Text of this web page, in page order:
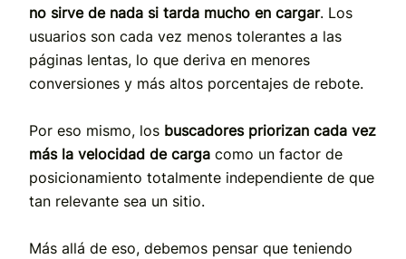
no sirve de nada si tarda mucho en cargar. Los
usuarios son cada vez menos tolerantes a las
páginas lentas, lo que deriva en menores
conversiones y más altos porcentajes de rebote.
Por eso mismo, los buscadores priorizan cada vez
más la velocidad de carga como un factor de
posicionamiento totalmente independiente de que
tan relevante sea un sitio.
Más allá de eso, debemos pensar que teniendo